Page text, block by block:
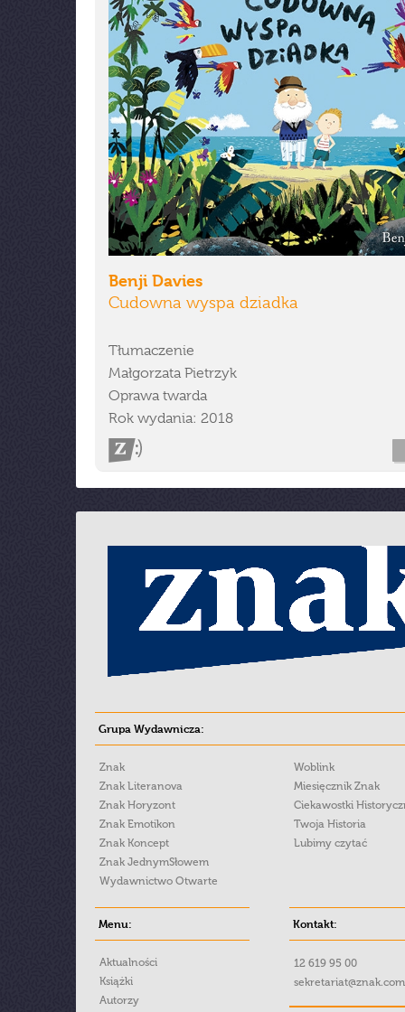
Benji Davies
Cudowna wyspa dziadka
Tłumaczenie
Małgorzata Pietrzyk
Oprawa twarda
Rok wydania: 2018
Grupa Wydawnicza:
Znak
Znak Literanova
Znak Horyzont
Znak Emotikon
Znak Koncept
Znak JednymSłowem
Wydawnictwo Otwarte
Woblink
Miesięcznik Znak
Ciekawostki
Twoja Historia
Lubimy czytać
Menu:
Aktualności
Książki
Autorzy
Kontakt:
12 619 95 00